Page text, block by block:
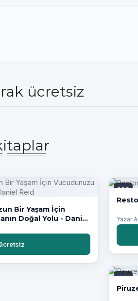
ücretsiz
Bir Yaşam İçin
Doğal Yolu - Daniel
PDF
PDF